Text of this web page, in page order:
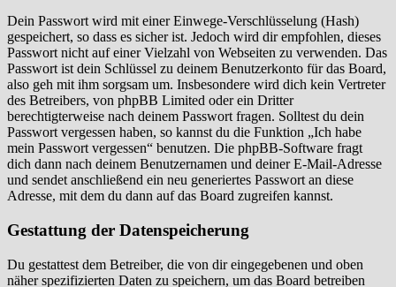
Dein Passwort wird mit einer Einwege-Verschlüsselung (Hash)
gespeichert, so dass es sicher ist. Jedoch wird dir empfohlen, dieses
Passwort nicht auf einer Vielzahl von Webseiten zu verwenden. Das
Passwort ist dein Schlüssel zu deinem Benutzerkonto für das Board,
also geh mit ihm sorgsam um. Insbesondere wird dich kein Vertreter
des Betreibers, von phpBB Limited oder ein Dritter
berechtigterweise nach deinem Passwort fragen. Solltest du dein
Passwort vergessen haben, so kannst du die Funktion „Ich habe
mein Passwort vergessen“ benutzen. Die phpBB-Software fragt
dich dann nach deinem Benutzernamen und deiner E-Mail-Adresse
und sendet anschließend ein neu generiertes Passwort an diese
Adresse, mit dem du dann auf das Board zugreifen kannst.
Gestattung der Datenspeicherung
Du gestattest dem Betreiber, die von dir eingegebenen und oben
näher spezifizierten Daten zu speichern, um das Board betreiben